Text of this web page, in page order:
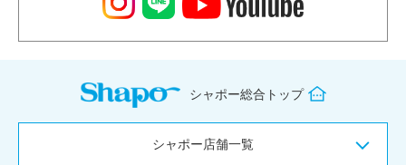
シャポー総合トップ
シャポー店舗一覧